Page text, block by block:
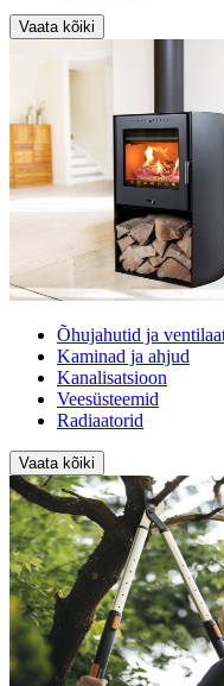
Vaata kõiki
Õhujahutid ja
Kaminad ja ahjud
Kanalisatsioon
Veesüsteemid
Radiaatorid
Vaata kõiki